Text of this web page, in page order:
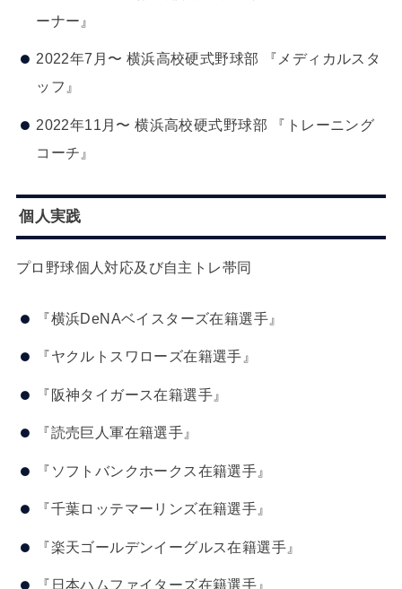
ーナー』
2022年7月〜 横浜高校硬式野球部 『メディカルスタ
ッフ』
2022年11月〜 横浜高校硬式野球部 『トレーニング
コーチ』
個人実践
プロ野球個人対応及び自主トレ帯同
『横浜DeNAベイスターズ在籍選手』
『ヤクルトスワローズ在籍選手』
『阪神タイガース在籍選手』
『読売巨人軍在籍選手』
『ソフトバンクホークス在籍選手』
『千葉ロッテマーリンズ在籍選手』
『楽天ゴールデンイーグルス在籍選手』
『日本ハムファイターズ在籍選手』